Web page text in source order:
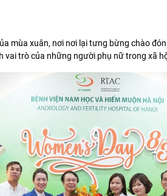
mùa xuân, nơi nơi lại tưng bừng chào
vai trò của những người phụ nữ trong xã